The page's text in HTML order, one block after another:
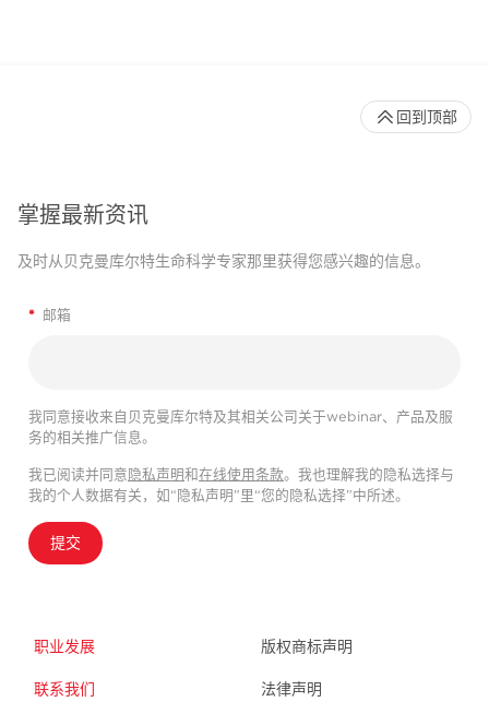
掌握最新资讯
及时从贝克曼库尔特生命科学专家那里获得您感兴趣的信息。
* 邮箱
我同意接收来自贝克曼库尔特及其相关公司关于webinar、产品及服
务的相关推广信息。
我已阅读并同意隐私声明和在线使用条款。我也理解我的隐私选择与
我的个人数据有关，如“隐私声明”里“您的隐私选择”中所述。
提交
职业发展
联系我们
版权商标声明
法律声明
回到顶部